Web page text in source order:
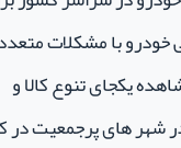
خودرو با مشکلات
یکجای تنوع کالا و
شهر های پرجمعیت در